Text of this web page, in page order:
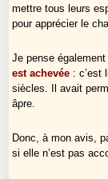
mettre tous leurs
pour apprécier le
Je pense également
est achevée : c’est
siècles. Il avait
âpre.
Donc, à mon avis,
si elle n’est pas